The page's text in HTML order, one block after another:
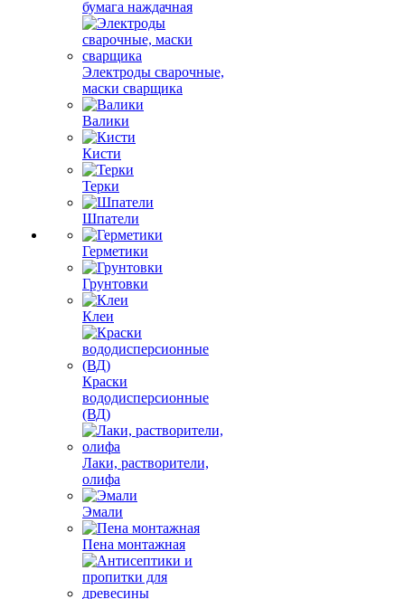
бумага наждачная
Электроды сварочные,
маски сварщика
Валики
Кисти
Терки
Шпатели
Герметики
Грунтовки
Клеи
Краски
вододисперсионные
(ВД)
Лаки, растворители,
олифа
Эмали
Пена монтажная